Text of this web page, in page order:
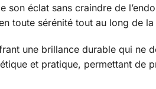
éclat sans craindre de
toute sérénité tout au long de la
une brillance durable qui ne
et pratique, permettant de